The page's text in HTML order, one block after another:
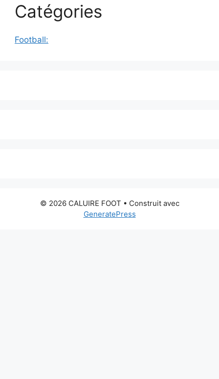
Catégories
Football:
© 2026 CALUIRE FOOT • Construit avec
GeneratePress